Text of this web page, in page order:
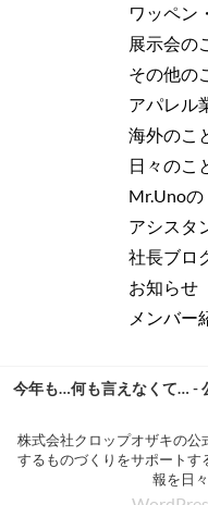
ワッペン
展示会の
その他の
アパレル
海外のこ
日々のこ
Mr.Unoの
アシスタ
社長ブロ
お知らせ
メンバー
今年も…何も言えなくて… -
株式会社クロップオザキの
するものづくりをサポート
報を日